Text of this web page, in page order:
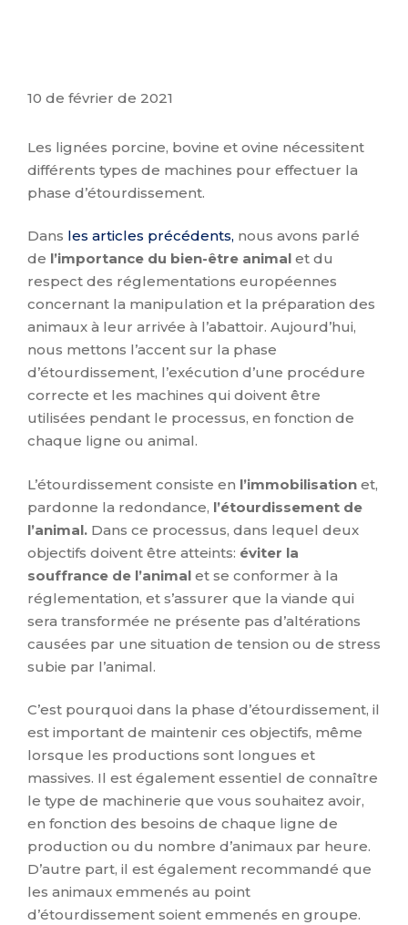
10 de février de 2021
Les lignées porcine, bovine et ovine nécessitent
différents types de machines pour effectuer la
phase d’étourdissement.
Dans les articles précédents, nous avons parlé
de l’importance du bien-être animal et du
respect des réglementations européennes
concernant la manipulation et la préparation des
animaux à leur arrivée à l’abattoir. Aujourd’hui,
nous mettons l’accent sur la phase
d’étourdissement, l’exécution d’une procédure
correcte et les machines qui doivent être
utilisées pendant le processus, en fonction de
chaque ligne ou animal.
L’étourdissement consiste en l’immobilisation et,
pardonne la redondance, l’étourdissement de
l’animal. Dans ce processus, dans lequel deux
objectifs doivent être atteints: éviter la
souffrance de l’animal et se conformer à la
réglementation, et s’assurer que la viande qui
sera transformée ne présente pas d’altérations
causées par une situation de tension ou de stress
subie par l’animal.
C’est pourquoi dans la phase d’étourdissement, il
est important de maintenir ces objectifs, même
lorsque les productions sont longues et
massives. Il est également essentiel de connaître
le type de machinerie que vous souhaitez avoir,
en fonction des besoins de chaque ligne de
production ou du nombre d’animaux par heure.
D’autre part, il est également recommandé que
les animaux emmenés au point
d’étourdissement soient emmenés en groupe.